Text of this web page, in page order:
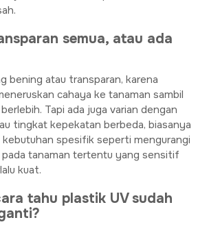
semua, atau ada
bening atau transparan, karena
cahaya ke tanaman sambil
Tapi ada juga varian dengan
tingkat kepekatan berbeda, biasanya
kebutuhan spesifik seperti mengurangi
tanaman tertentu yang sensitif
kuat.
tahu plastik UV sudah